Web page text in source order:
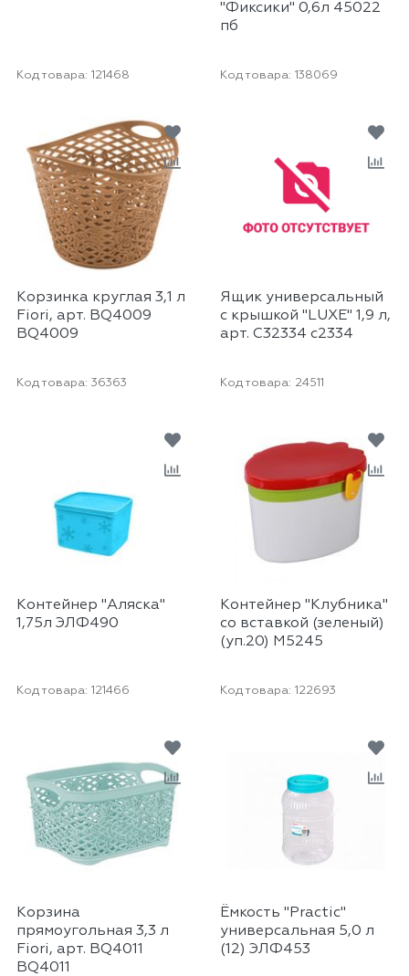
"Фиксики" 0,6л 45022
пб
Код товара: 121468
Корзинка круглая 3,1 л
Fiori, арт. BQ4009
BQ4009
Код товара: 138069
Ящик универсальный
с крышкой "LUXE" 1,9 л,
арт. С32334 с2334
Код товара: 36363
Контейнер "Аляска"
1,75л ЭЛФ490
Код товара: 24511
Контейнер "Клубника"
со вставкой (зеленый)
(уп.20) М5245
Код товара: 121466
Корзина
прямоугольная 3,3 л
Fiori, арт. BQ4011
BQ4011
Код товара: 122693
Ёмкость "Practic"
универсальная 5,0 л
(12) ЭЛФ453